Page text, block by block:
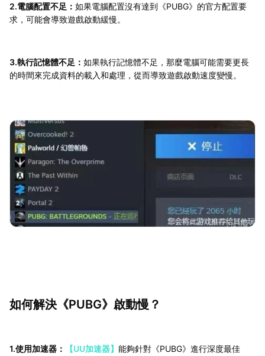
2.電腦配置不足： 如果電腦配置沒有達到《PUBG》的官方配置要
求，可能會導致遊戲啟動緩慢。
3.執行記憶體不足： 如果執行記憶體不足，那麼電腦可能需要更長
的時間來完成資料的載入和處理，從而導致遊戲啟動速度變慢。
如何解決《PUBG》啟動慢？
1.使用加速器： 【UU加速器】 能夠針對《PUBG》進行深度最佳